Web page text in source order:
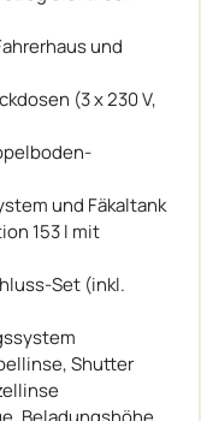
und
(3 x 230 V,
und Fäkaltank
153 l mit
Set (inkl.
Shutter